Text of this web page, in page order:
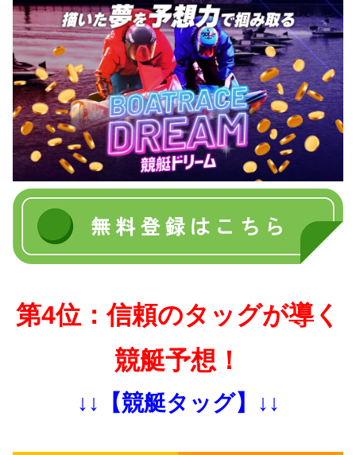
第4位：信頼のタッグが導く
競艇予想！
↓↓【競艇タッグ】↓↓